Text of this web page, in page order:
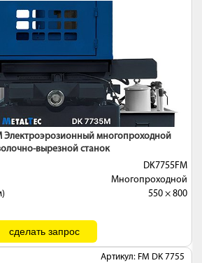
Электроэрозионный многопроходной
вырезной станок
DK7755FМ
Многопроходной
550 × 800
Артикул: FM DK 7755